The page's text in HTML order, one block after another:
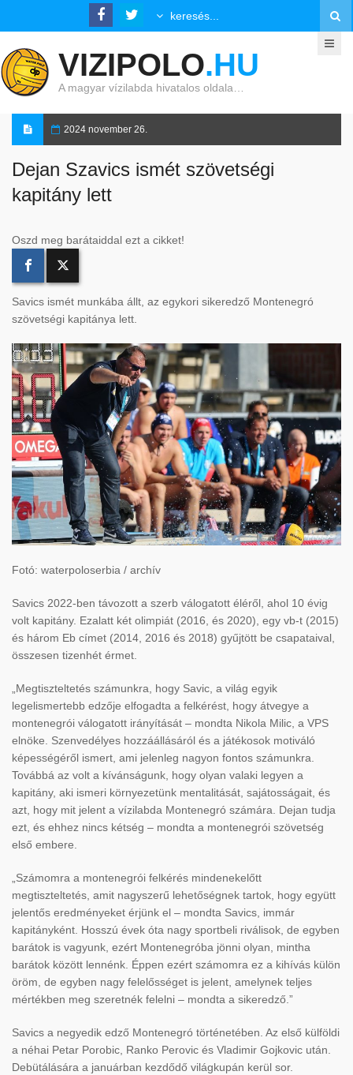
VIZIPOLO.HU
A magyar vízilabda hivatalos oldala…
2024 november 26.
Dejan Szavics ismét szövetségi
kapitány lett
Oszd meg barátaiddal ezt a cikket!
Savics ismét munkába állt, az egykori sikeredző Montenegró
szövetségi kapitánya lett.
Fotó: waterpoloserbia / archív
Savics 2022-ben távozott a szerb válogatott éléről, ahol 10 évig
volt kapitány. Ezalatt két olimpiát (2016, és 2020), egy vb-t (2015)
és három Eb címet (2014, 2016 és 2018) gyűjtött be csapataival,
összesen tizenhét érmet.
„Megtiszteltetés számunkra, hogy Savic, a világ egyik
legelismertebb edzője elfogadta a felkérést, hogy átvegye a
montenegrói válogatott irányítását – mondta Nikola Milic, a VPS
elnöke. Szenvedélyes hozzáállásáról és a játékosok motiváló
képességéről ismert, ami jelenleg nagyon fontos számunkra.
Továbbá az volt a kívánságunk, hogy olyan valaki legyen a
kapitány, aki ismeri környezetünk mentalitását, sajátosságait, és
azt, hogy mit jelent a vízilabda Montenegró számára. Dejan tudja
ezt, és ehhez nincs kétség – mondta a montenegrói szövetség
első embere.
„Számomra a montenegrói felkérés mindenekelőtt
megtiszteltetés, amit nagyszerű lehetőségnek tartok, hogy együtt
jelentős eredményeket érjünk el – mondta Savics, immár
kapitányként. Hosszú évek óta nagy sportbeli riválisok, de egyben
barátok is vagyunk, ezért Montenegróba jönni olyan, mintha
barátok között lennénk. Éppen ezért számomra ez a kihívás külön
öröm, de egyben nagy felelősséget is jelent, amelynek teljes
mértékben meg szeretnék felelni – mondta a sikeredző.”
Savics a negyedik edző Montenegró történetében. Az első külföldi
a néhai Petar Porobic, Ranko Perovic és Vladimir Gojkovic után.
Debütálására a januárban kezdődő világkupán kerül sor.